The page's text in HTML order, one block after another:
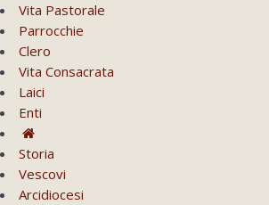
Vita Pastorale
Parrocchie
Clero
Vita Consacrata
Laici
Enti
Storia
Vescovi
Arcidiocesi